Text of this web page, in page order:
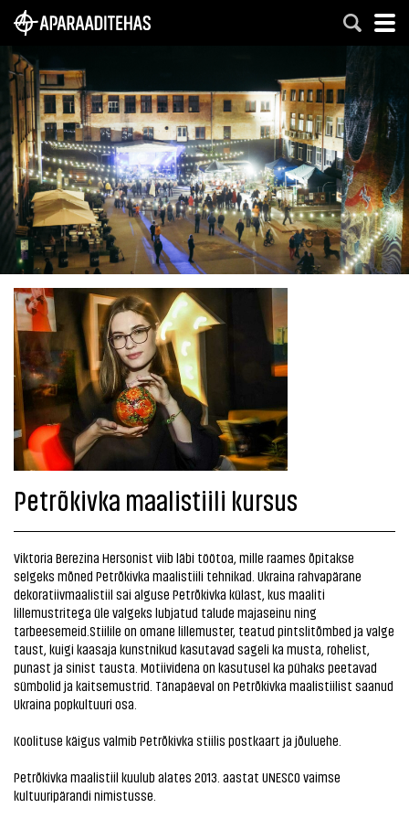
Petrõkivka maalistiili kursus
Viktoria Berezina Hersonist viib läbi töötoa, mille raames õpitakse
selgeks mõned Petrõkivka maalistiili tehnikad. Ukraina rahvapärane
dekoratiivmaalistiil sai alguse Petrõkivka külast, kus maaliti
lillemustritega üle valgeks lubjatud talude majaseinu ning
tarbeesemeid.Stiilile on omane lillemuster, teatud pintslitõmbed ja valge
taust, kuigi kaasaja kunstnikud kasutavad sageli ka musta, rohelist,
punast ja sinist tausta. Motiividena on kasutusel ka pühaks peetavad
sümbolid ja kaitsemustrid. Tänapäeval on Petrõkivka maalistiilist saanud
Ukraina popkultuuri osa.
Koolituse käigus valmib Petrõkivka stiilis postkaart ja jõuluehe.
Petrõkivka maalistiil kuulub alates 2013. aastat UNESCO vaimse
kultuuripärandi nimistusse.